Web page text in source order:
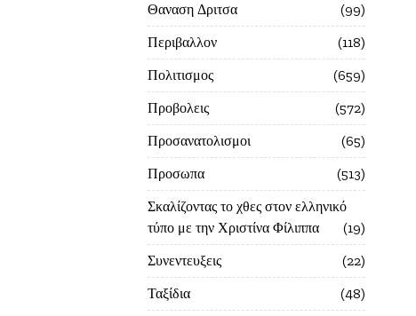
Θαναση Δριτσα
99
Περιβαλλον
118
Πολιτισμος
659
Προβολεις
572
Προσανατολισμοι
65
Προσωπα
513
Σκαλίζοντας το χθες στον ελληνικό
τύπο με την Χριστίνα Φίλιππα
19
Συνεντευξεις
22
Ταξίδια
48